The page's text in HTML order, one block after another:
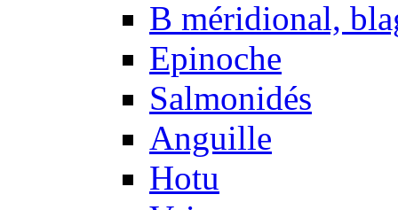
B méridional,
Epinoche
Salmonidés
Anguille
Hotu